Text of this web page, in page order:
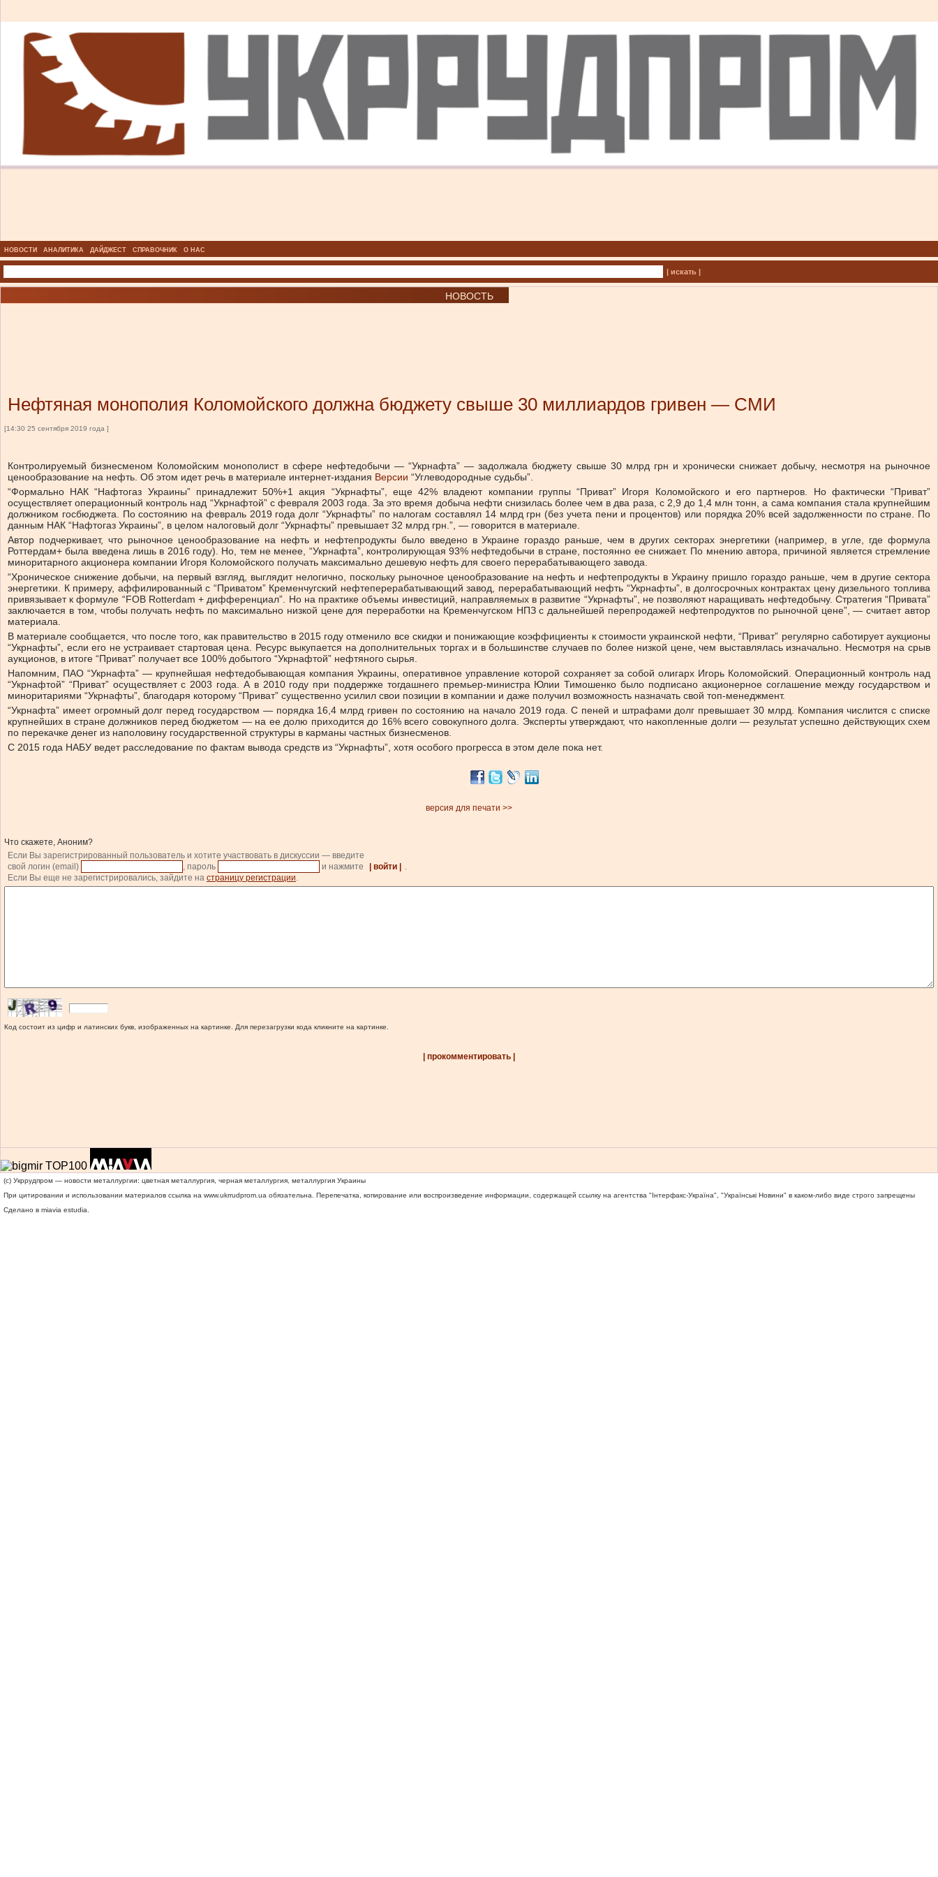
НОВОСТИ АНАЛИТИКА ДАЙДЖЕСТ СПРАВОЧНИК О НАС
| искать |
НОВОСТЬ
Нефтяная монополия Коломойского должна бюджету свыше 30 миллиардов гривен — СМИ
[14:30 25 сентября 2019 года ]
Контролируемый бизнесменом Коломойским монополист в сфере нефтедобычи — “Укрнафта” — задолжала бюджету свыше 30 млрд грн и хронически снижает добычу, несмотря на рыночное
ценообразование на нефть. Об этом идет речь в материале интернет-издания Версии “Углеводородные судьбы”.
“Формально НАК “Нафтогаз Украины” принадлежит 50%+1 акция “Укрнафты”, еще 42% владеют компании группы “Приват” Игоря Коломойского и его партнеров. Но фактически “Приват”
осуществляет операционный контроль над “Укрнафтой” с февраля 2003 года. За это время добыча нефти снизилась более чем в два раза, с 2,9 до 1,4 млн тонн, а сама компания стала крупнейшим
должником госбюджета. По состоянию на февраль 2019 года долг “Укрнафты” по налогам составлял 14 млрд грн (без учета пени и процентов) или порядка 20% всей задолженности по стране. По
данным НАК “Нафтогаз Украины”, в целом налоговый долг “Укрнафты” превышает 32 млрд грн.”, — говорится в материале.
Автор подчеркивает, что рыночное ценообразование на нефть и нефтепродукты было введено в Украине гораздо раньше, чем в других секторах энергетики (например, в угле, где формула
Роттердам+ была введена лишь в 2016 году). Но, тем не менее, “Укрнафта”, контролирующая 93% нефтедобычи в стране, постоянно ее снижает. По мнению автора, причиной является стремление
миноритарного акционера компании Игоря Коломойского получать максимально дешевую нефть для своего перерабатывающего завода.
“Хроническое снижение добычи, на первый взгляд, выглядит нелогично, поскольку рыночное ценообразование на нефть и нефтепродукты в Украину пришло гораздо раньше, чем в другие сектора
энергетики. К примеру, аффилированный с “Приватом” Кременчугский нефтеперерабатывающий завод, перерабатывающий нефть “Укрнафты”, в долгосрочных контрактах цену дизельного топлива
привязывает к формуле “FOB Rotterdam + дифференциал”. Но на практике объемы инвестиций, направляемых в развитие “Укрнафты”, не позволяют наращивать нефтедобычу. Стратегия “Привата”
заключается в том, чтобы получать нефть по максимально низкой цене для переработки на Кременчугском НПЗ с дальнейшей перепродажей нефтепродуктов по рыночной цене”, — считает автор
материала.
В материале сообщается, что после того, как правительство в 2015 году отменило все скидки и понижающие коэффициенты к стоимости украинской нефти, “Приват” регулярно саботирует аукционы
“Укрнафты”, если его не устраивает стартовая цена. Ресурс выкупается на дополнительных торгах и в большинстве случаев по более низкой цене, чем выставлялась изначально. Несмотря на срыв
аукционов, в итоге “Приват” получает все 100% добытого “Укрнафтой” нефтяного сырья.
Напомним, ПАО “Укрнафта” — крупнейшая нефтедобывающая компания Украины, оперативное управление которой сохраняет за собой олигарх Игорь Коломойский. Операционный контроль над
“Укрнафтой” “Приват” осуществляет с 2003 года. А в 2010 году при поддержке тогдашнего премьер-министра Юлии Тимошенко было подписано акционерное соглашение между государством и
миноритариями “Укрнафты”, благодаря которому “Приват” существенно усилил свои позиции в компании и даже получил возможность назначать свой топ-менеджмент.
“Укрнафта” имеет огромный долг перед государством — порядка 16,4 млрд гривен по состоянию на начало 2019 года. С пеней и штрафами долг превышает 30 млрд. Компания числится с списке
крупнейших в стране должников перед бюджетом — на ее долю приходится до 16% всего совокупного долга. Эксперты утверждают, что накопленные долги — результат успешно действующих схем
по перекачке денег из наполовину государственной структуры в карманы частных бизнесменов.
С 2015 года НАБУ ведет расследование по фактам вывода средств из “Укрнафты”, хотя особого прогресса в этом деле пока нет.
версия для печати >>
Что скажете, Аноним?
Если Вы зарегистрированный пользователь и хотите участвовать в дискуссии — введите
свой логин (email)
, пароль и нажмите | войти |
.
Если Вы еще не зарегистрировались, зайдите на страницу регистрации.
Код состоит из цифр и латинских букв, изображенных на картинке. Для перезагрузки кода кликните на картинке.
| прокомментировать |
(c) Укррудпром — новости металлургии: цветная металлургия, черная металлургия, металлургия Украины
При цитировании и использовании материалов ссылка на www.ukrrudprom.ua обязательна. Перепечатка, копирование или воспроизведение информации, содержащей ссылку на агентства "Iнтерфакс-Україна", "Українськi Новини" в каком-либо виде строго запрещены
Сделано в miavia estudia.